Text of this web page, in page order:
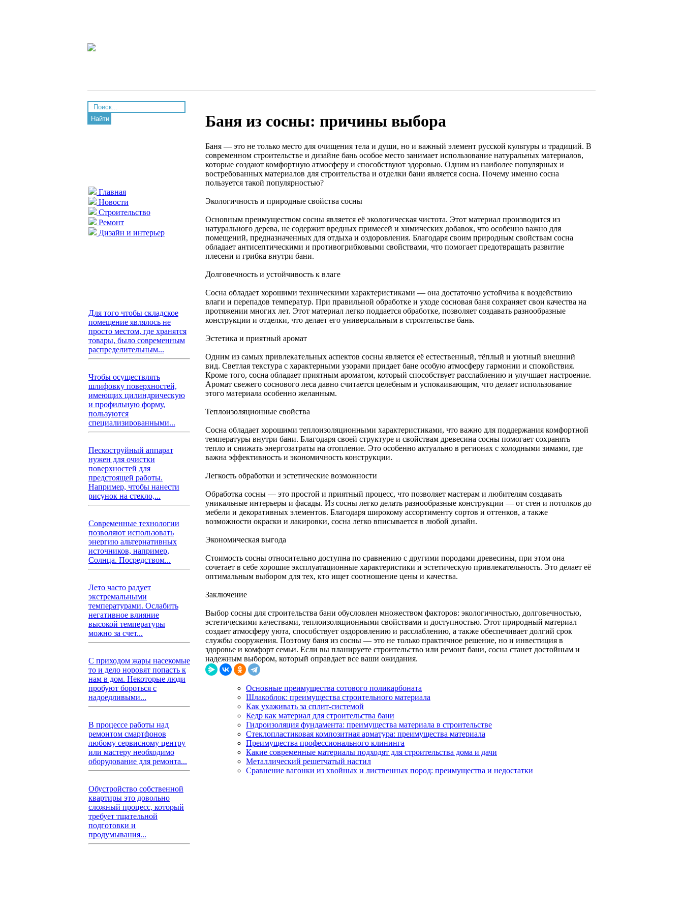
Найти
Главная
Новости
Строительство
Ремонт
Дизайн и интерьер
Для того чтобы складское
помещение являлось не
просто местом, где хранятся
товары, было современным
распределительным...
Чтобы осуществлять
шлифовку поверхностей,
имеющих цилиндрическую
и профильную форму,
пользуются
специализированными...
Пескоструйный аппарат
нужен для очистки
поверхностей для
предстоящей работы.
Например, чтобы нанести
рисунок на стекло,...
Современные технологии
позволяют использовать
энергию альтернативных
источников, например,
Солнца. Посредством...
Лето часто радует
экстремальными
температурами. Ослабить
негативное влияние
высокой температуры
можно за счет...
С приходом жары насекомые
то и дело норовят попасть к
нам в дом. Некоторые люди
пробуют бороться с
надоедливыми...
В процессе работы над
ремонтом смартфонов
любому сервисному центру
или мастеру необходимо
оборудование для ремонта...
Обустройство собственной
квартиры это довольно
сложный процесс, который
требует тщательной
подготовки и
продумывания...
Баня из сосны: причины выбора
Баня — это не только место для очищения тела и души, но и важный элемент русской культуры и традиций. В
современном строительстве и дизайне бань особое место занимает использование натуральных материалов,
которые создают комфортную атмосферу и способствуют здоровью. Одним из наиболее популярных и
востребованных материалов для строительства и отделки бани является сосна. Почему именно сосна
пользуется такой популярностью?
Экологичность и природные свойства сосны
Основным преимуществом сосны является её экологическая чистота. Этот материал производится из
натурального дерева, не содержит вредных примесей и химических добавок, что особенно важно для
помещений, предназначенных для отдыха и оздоровления. Благодаря своим природным свойствам сосна
обладает антисептическими и противогрибковыми свойствами, что помогает предотвращать развитие
плесени и грибка внутри бани.
Долговечность и устойчивость к влаге
Сосна обладает хорошими техническими характеристиками — она достаточно устойчива к воздействию
влаги и перепадов температур. При правильной обработке и уходе сосновая баня сохраняет свои качества на
протяжении многих лет. Этот материал легко поддается обработке, позволяет создавать разнообразные
конструкции и отделки, что делает его универсальным в строительстве бань.
Эстетика и приятный аромат
Одним из самых привлекательных аспектов сосны является её естественный, тёплый и уютный внешний
вид. Светлая текстура с характерными узорами придает бане особую атмосферу гармонии и спокойствия.
Кроме того, сосна обладает приятным ароматом, который способствует расслаблению и улучшает настроение.
Аромат свежего соснового леса давно считается целебным и успокаивающим, что делает использование
этого материала особенно желанным.
Теплоизоляционные свойства
Сосна обладает хорошими теплоизоляционными характеристиками, что важно для поддержания комфортной
температуры внутри бани. Благодаря своей структуре и свойствам древесина сосны помогает сохранять
тепло и снижать энергозатраты на отопление. Это особенно актуально в регионах с холодными зимами, где
важна эффективность и экономичность конструкции.
Легкость обработки и эстетические возможности
Обработка сосны — это простой и приятный процесс, что позволяет мастерам и любителям создавать
уникальные интерьеры и фасады. Из сосны легко делать разнообразные конструкции — от стен и потолков до
мебели и декоративных элементов. Благодаря широкому ассортименту сортов и оттенков, а также
возможности окраски и лакировки, сосна легко вписывается в любой дизайн.
Экономическая выгода
Стоимость сосны относительно доступна по сравнению с другими породами древесины, при этом она
сочетает в себе хорошие эксплуатационные характеристики и эстетическую привлекательность. Это делает её
оптимальным выбором для тех, кто ищет соотношение цены и качества.
Заключение
Выбор сосны для строительства бани обусловлен множеством факторов: экологичностью, долговечностью,
эстетическими качествами, теплоизоляционными свойствами и доступностью. Этот природный материал
создает атмосферу уюта, способствует оздоровлению и расслаблению, а также обеспечивает долгий срок
службы сооружения. Поэтому баня из сосны — это не только практичное решение, но и инвестиция в
здоровье и комфорт семьи. Если вы планируете строительство или ремонт бани, сосна станет достойным и
надежным выбором, который оправдает все ваши ожидания.
Основные преимущества сотового поликарбоната
Шлакоблок: преимущества строительного материала
Как ухаживать за сплит-системой
Кедр как материал для строительства бани
Гидроизоляция фундамента: преимущества материала в строительстве
Стеклопластиковая композитная арматура: преимущества материала
Преимущества профессионального клининга
Какие современные материалы подходят для строительства дома и дачи
Металлический решетчатый настил
Сравнение вагонки из хвойных и лиственных пород: преимущества и недостатки